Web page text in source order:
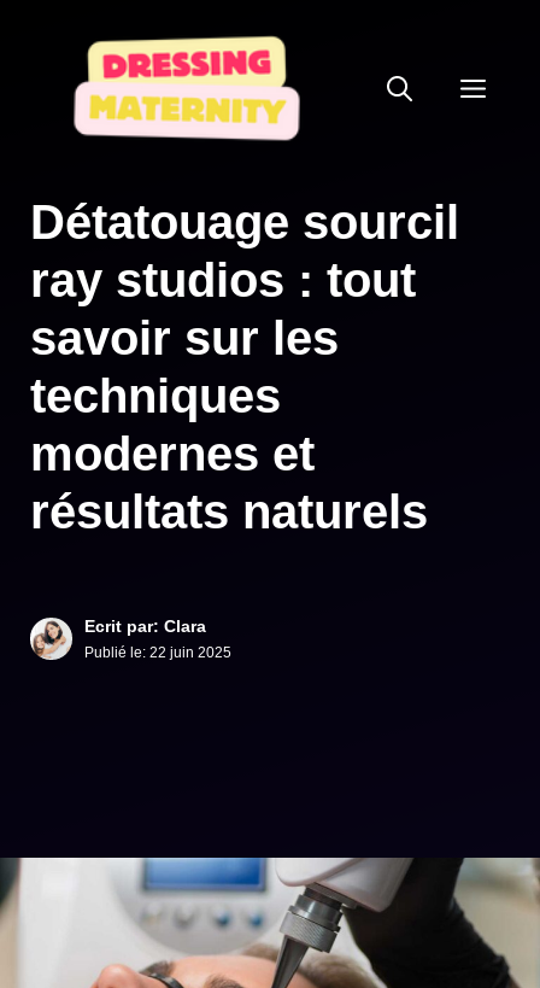
contenu
Détatouage sourcil
ray studios : tout
savoir sur les
techniques
modernes et
résultats naturels
Ecrit par: Clara
Publié le: 22 juin 2025